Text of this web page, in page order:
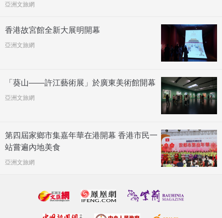
亞洲文旅網
香港故宮館全新大展明開幕
亞洲文旅網
「葵山——許江藝術展」於廣東美術館開幕
亞洲文旅網
第四屆家鄉市集嘉年華在港開幕 香港市民一
站嘗遍內地美食
亞洲文旅網